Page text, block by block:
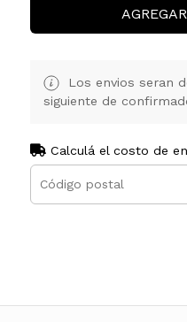
Los envios seran
siguiente de
Calculá el costo de